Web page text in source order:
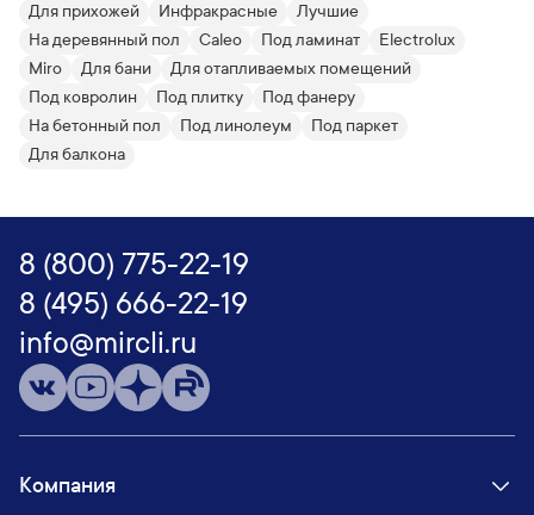
Для прихожей
Инфракрасные
Лучшие
На деревянный пол
Caleo Под ламинат
Electrolux
Miro
Для бани
Для отапливаемых помещений
Под ковролин
Под плитку
Под фанеру
На бетонный пол
Под линолеум
Под паркет
Для балкона
8 (800) 775-22-19
8 (495) 666-22-19
info@mircli.ru
Компания